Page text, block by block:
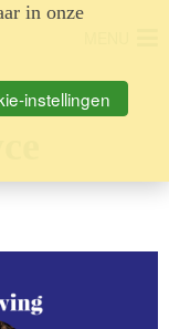
in onze
instellingen